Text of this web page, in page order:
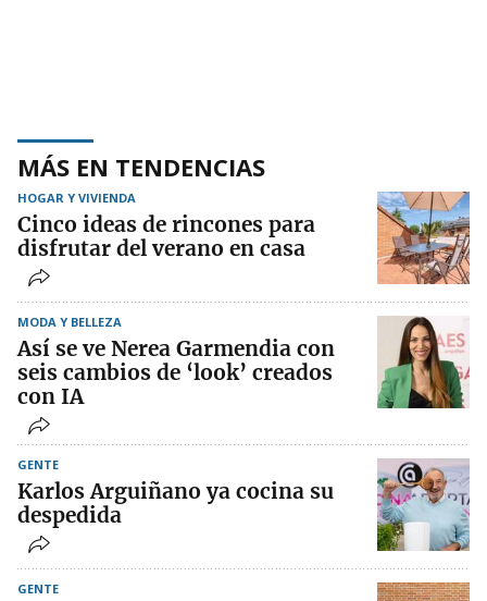
MÁS EN TENDENCIAS
HOGAR Y VIVIENDA
Cinco ideas de rincones para
disfrutar del verano en casa
MODA Y BELLEZA
Así se ve Nerea Garmendia con
seis cambios de ‘look’ creados
con IA
GENTE
Karlos Arguiñano ya cocina su
despedida
GENTE